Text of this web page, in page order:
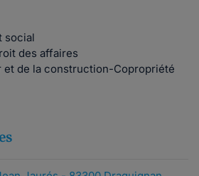
social
des affaires
de la construction-Copropriété